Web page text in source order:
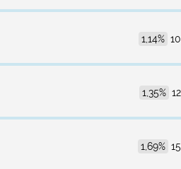
1,14%
1,35%
1,69%